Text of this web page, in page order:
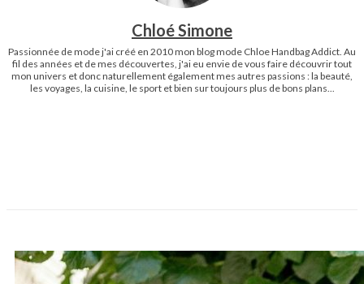
Chloé Simone
Passionnée de mode j'ai créé en 2010 mon blog mode Chloe Handbag Addict. Au
fil des années et de mes découvertes, j'ai eu envie de vous faire découvrir tout
mon univers et donc naturellement également mes autres passions : la beauté,
les voyages, la cuisine, le sport et bien sur toujours plus de bons plans...